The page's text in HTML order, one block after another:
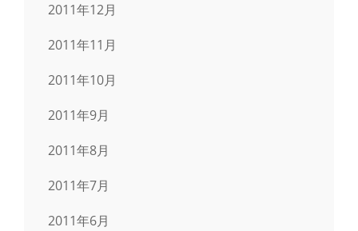
2011年12月
2011年11月
2011年10月
2011年9月
2011年8月
2011年7月
2011年6月